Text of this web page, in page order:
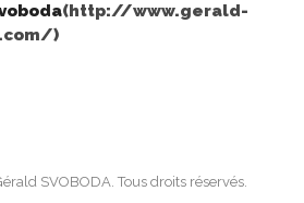
(http://www.gerald-
)
SVOBODA. Tous droits réservés.